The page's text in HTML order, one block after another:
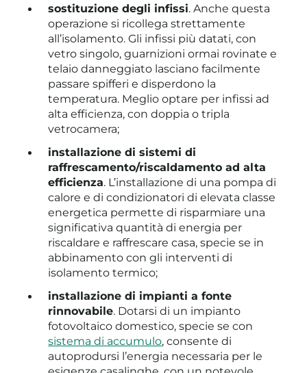
sostituzione degli infissi. Anche questa
operazione si ricollega strettamente
all’isolamento. Gli infissi più datati, con
vetro singolo, guarnizioni ormai rovinate e
telaio danneggiato lasciano facilmente
passare spifferi e disperdono la
temperatura. Meglio optare per infissi ad
alta efficienza, con doppia o tripla
vetrocamera;
installazione di sistemi di
raffrescamento/riscaldamento ad alta
efficienza. L’installazione di una pompa di
calore e di condizionatori di elevata classe
energetica permette di risparmiare una
significativa quantità di energia per
riscaldare e raffrescare casa, specie se in
abbinamento con gli interventi di
isolamento termico;
installazione di impianti a fonte
rinnovabile. Dotarsi di un impianto
fotovoltaico domestico, specie se con
sistema di accumulo, consente di
autoprodursi l’energia necessaria per le